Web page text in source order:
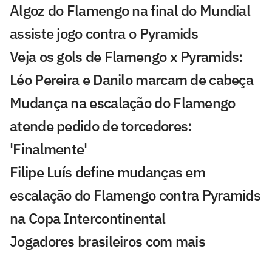
Algoz do Flamengo na final do Mundial
assiste jogo contra o Pyramids
Veja os gols de Flamengo x Pyramids:
Léo Pereira e Danilo marcam de cabeça
Mudança na escalação do Flamengo
atende pedido de torcedores:
'Finalmente'
Filipe Luís define mudanças em
escalação do Flamengo contra Pyramids
na Copa Intercontinental
Jogadores brasileiros com mais